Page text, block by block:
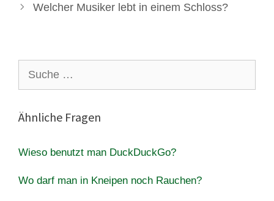
Welcher Musiker lebt in einem Schloss?
nach:
Ähnliche Fragen
Wieso benutzt man DuckDuckGo?
Wo darf man in Kneipen noch Rauchen?